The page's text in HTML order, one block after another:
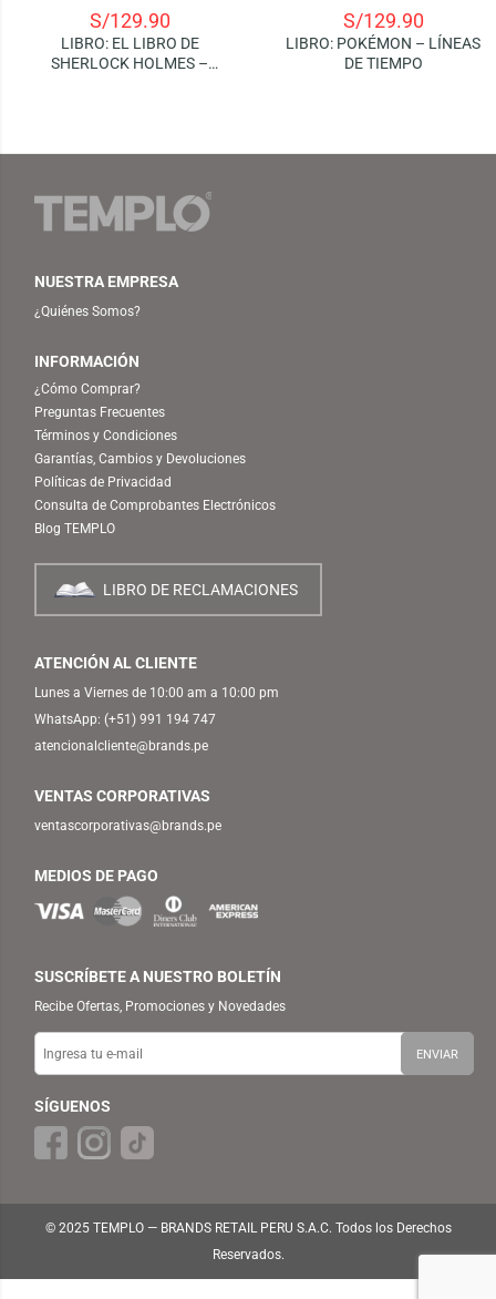
S/129.90
LIBRO: EL LIBRO DE
SHERLOCK HOLMES –
S/129.90
LIBRO: POKÉMON – LÍNEAS
DE TIEMPO
NUESTRA EMPRESA
¿Quiénes Somos?
INFORMACIÓN
¿Cómo Comprar?
Preguntas Frecuentes
Términos y Condiciones
Garantías, Cambios y Devoluciones
Políticas de Privacidad
Consulta de Comprobantes Electrónicos
Blog TEMPLO
LIBRO DE RECLAMACIONES
ATENCIÓN AL CLIENTE
Lunes a Viernes de 10:00 am a 10:00 pm
WhatsApp: (+51) 991 194 747
atencionalcliente@brands.pe
VENTAS CORPORATIVAS
ventascorporativas@brands.pe
MEDIOS DE PAGO
SUSCRÍBETE A NUESTRO BOLETÍN
Recibe Ofertas, Promociones y Novedades
SÍGUENOS
© 2025 TEMPLO — BRANDS RETAIL PERU S.A.C. Todos los Derechos
Reservados.